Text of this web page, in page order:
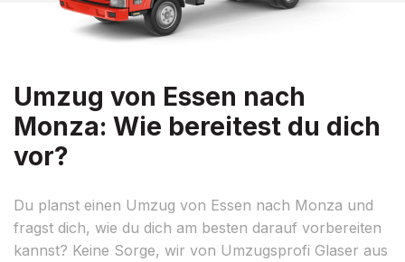
Umzug von Essen nach
Monza: Wie bereitest du dich
vor?
Du planst einen Umzug von Essen nach Monza und
fragst dich, wie du dich am besten darauf vorbereiten
kannst? Keine Sorge, wir von Umzugsprofi Glaser aus